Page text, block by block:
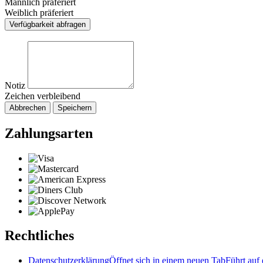
Weiblich präferiert
Verfügbarkeit abfragen
Notiz
Zeichen verbleibend
Abbrechen Speichern
Zahlungsarten
Rechtliches
DatenschutzerklärungÖffnet sich in einem neuen TabFührt auf